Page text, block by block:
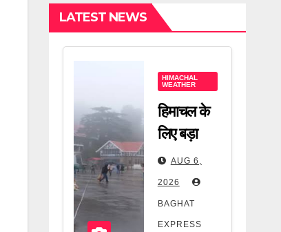
LATEST NEWS
HIMACHAL
WEATHER
हिमाचल के
लिए बड़ा
मौसम अलर्ट!
फिर सक्रिय
होगा मानसून,
कई इलाकों
AUG 6,
2026
BAGHAT
EXPRESS